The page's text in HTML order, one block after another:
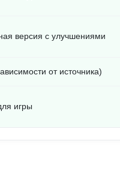
версия с улучшениями
от источника)
игры